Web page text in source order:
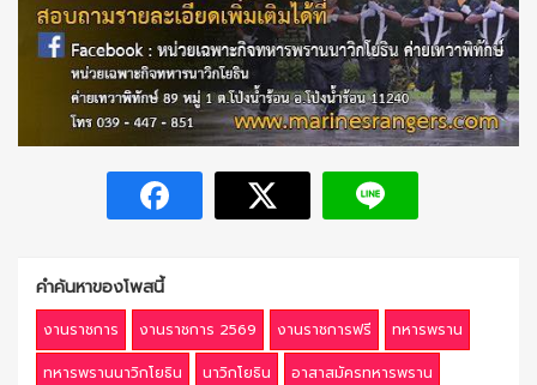
คำค้นหาของโพสนี้
งานราชการ งานราชการ 2569 งานราชการฟรี
ทหารพราน
ทหารพรานนาวิกโยธิน
นาวิกโยธิน อาสาสมัครทหารพราน